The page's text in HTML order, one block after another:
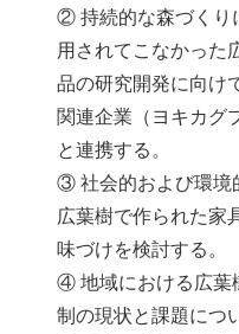
② 持続的な森づくり
用されてこなかった
品の研究開発に向け
関連企業（ヨキカグ
と連携する。
③ 社会的および環境
広葉樹で作られた家
味づけを検討する。
④ 地域における広葉
制の現状と課題につ